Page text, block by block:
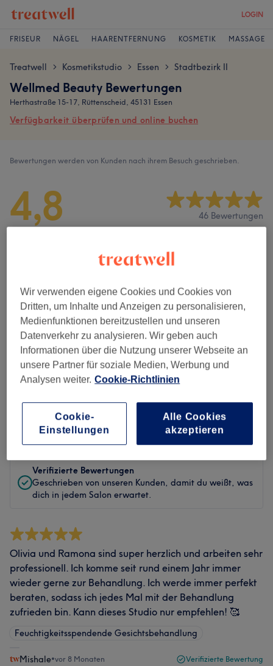
LOGIN
FRISEUR NÄGEL HAARENTFERNUNG KOSMETIK MASSAGE
Treatwell > Kosmetikstudio > Essen > Stadtbezirk II
Wellmed Beauty Bewertungen
Herthastraße 15-17, Rüttenscheid, 45131 Essen
Verfügbarkeit überprüfen und online buchen
Bewertungen werden von Kunden nach ihrem Besuch geschrieben.
4,8 46 Bewertungen
Service
Bewertungen filtern
Bewertung Nach Sternen filtern
Verifizierte Bewertungen
Geschrieben von unseren Kunden, damit du weißt, was
dich in jedem Salon erwartet.
Olivia und Ramona sind super herzlich und arbeiten sehr
professionell. Ich komme seit rund einem Jahr immer
wieder gerne zur Behandlung. Ich werde immer perfekt
beraten, sodass ich jedes Mal mit der Behandlung
zufrieden bin. Kann dieses Studio nur empfehlen! 🥰
Feuchtigkeitsspendende Gesichtsbehandlung
Mishale•vor 8 Monaten Verifizierte Bewertung
Wir verwenden eigene Cookies und Cookies von
Dritten, um Inhalte und Anzeigen zu personalisieren,
Medienfunktionen bereitzustellen und unseren
Datenverkehr zu analysieren. Wir geben auch
Informationen über die Nutzung unserer Webseite an
unsere Partner für soziale Medien, Werbung und
Analysen weiter. Cookie-Richtlinien
Cookie-
Einstellungen
Alle Cookies
akzeptieren